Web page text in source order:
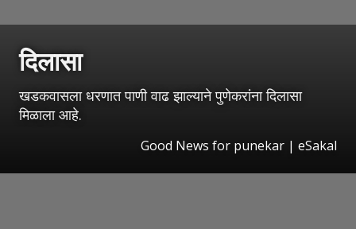
दिलासा
खडकवासला धरणात पाणी वाढ झाल्याने पुणेकरांना दिलासा
मिळाला आहे.
Good News for punekar | eSakal